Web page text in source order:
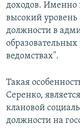
доходов. Именно
высокий
должности в
ведомствах".
Такая
Серенко,
клановой
должности на